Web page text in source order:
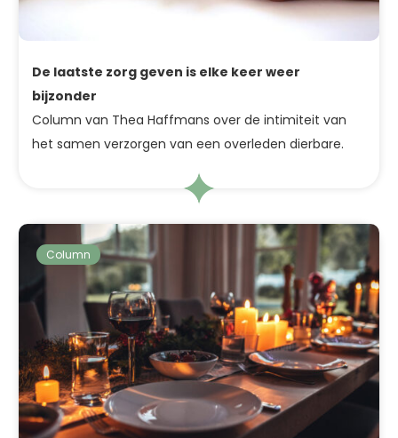
De laatste zorg geven is elke keer weer
bijzonder
Column van Thea Haffmans over de intimiteit van
het samen verzorgen van een overleden dierbare.
Column